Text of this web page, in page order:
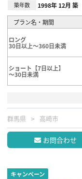
築年数 1998年 12月 築
プラン名・期間
ロング
30日以上～360日未満
ショート【7日以上】
～30日未満
群馬県 高崎市
お問合わせ
キャンペーン